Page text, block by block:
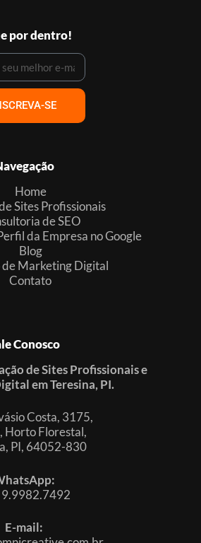
por dentro!
SE
Home
Sites Profissionais
de SEO
da Empresa no Google
Blog
de Marketing Digital
Contato
Conosco
de Sites Profissionais e
em Teresina, PI.
Costa, 3175,
Horto Florestal,
PI, 64052-830
9.9982.7492
E-mail: